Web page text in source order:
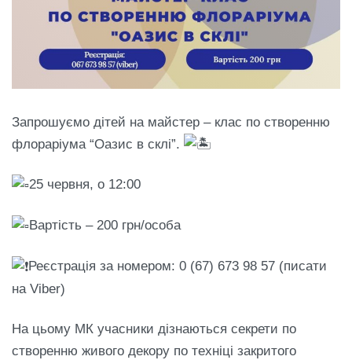
Запрошуємо дітей на майстер – клас по створенню
флораріума “Оазис в склі”.
25 червня, о 12:00
Вартість – 200 грн/особа
Реєстрація за номером: 0 (67) 673 98 57 (писати
на Viber)
На цьому МК учасники дізнаються секрети по
створенню живого декору по техніці закритого